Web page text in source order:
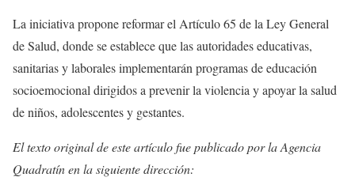
La iniciativa propone reformar el Artículo 65 de la Ley General
de Salud, donde se establece que las autoridades educativas,
sanitarias y laborales implementarán programas de educación
socioemocional dirigidos a prevenir la violencia y apoyar la salud
de niños, adolescentes y gestantes.
El texto original de este artículo fue publicado por la Agencia
Quadratín en la siguiente dirección: